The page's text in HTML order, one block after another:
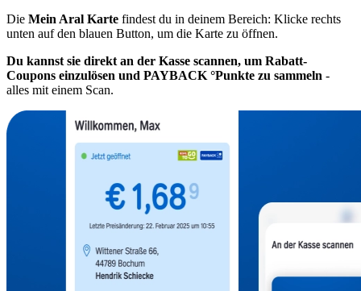
Die Mein Aral Karte findest du in deinem Bereich: Klicke rechts
unten auf den blauen Button, um die Karte zu öffnen.
Du kannst sie direkt an der Kasse scannen, um Rabatt-
Coupons einzulösen und PAYBACK °Punkte zu sammeln -
alles mit einem Scan.